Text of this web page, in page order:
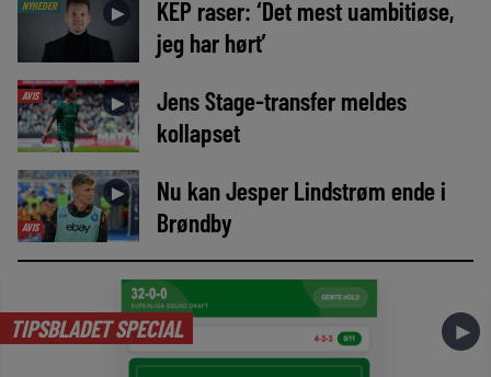
NYHEDER ►
KEP raser: ‘Det mest uambitiøse,
jeg har hørt’
AVIS ►
Jens Stage-transfer meldes
kollapset
AVIS
►
Nu kan Jesper Lindstrøm ende i
Brøndby
TIPSBLADET SPECIAL ►